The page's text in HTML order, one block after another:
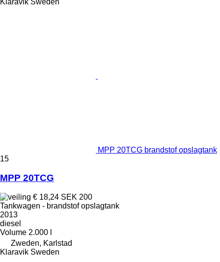
Klaravik Sweden
MPP 20TCG brandstof opslagtank
15
MPP 20TCG
€ 18,24 SEK 200
Tankwagen - brandstof opslagtank
2013
diesel
Volume 2.000 l
Zweden, Karlstad
Klaravik Sweden